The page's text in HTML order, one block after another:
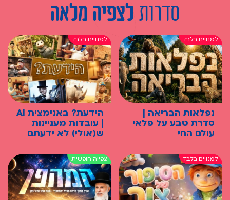
סדרות לצפיה מלאה
נפלאות הבריאה |
סדרת טבע על פלאי
עולם החי
הידעת? באנימצית AI
| עובדות מעניינות
ש(אולי) לא ידעתם